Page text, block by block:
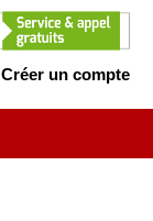
Créer un compte